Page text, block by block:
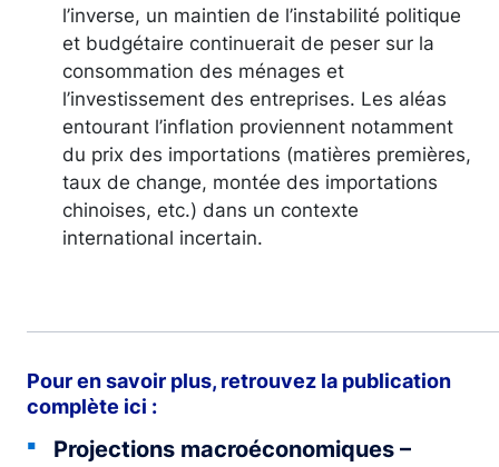
l’inverse, un maintien de l’instabilité politique
et budgétaire continuerait de peser sur la
consommation des ménages et
l’investissement des entreprises. Les aléas
entourant l’inflation proviennent notamment
du prix des importations (matières premières,
taux de change, montée des importations
chinoises, etc.) dans un contexte
international incertain.
Pour en savoir plus, retrouvez la publication
complète ici :
Projections macroéconomiques –